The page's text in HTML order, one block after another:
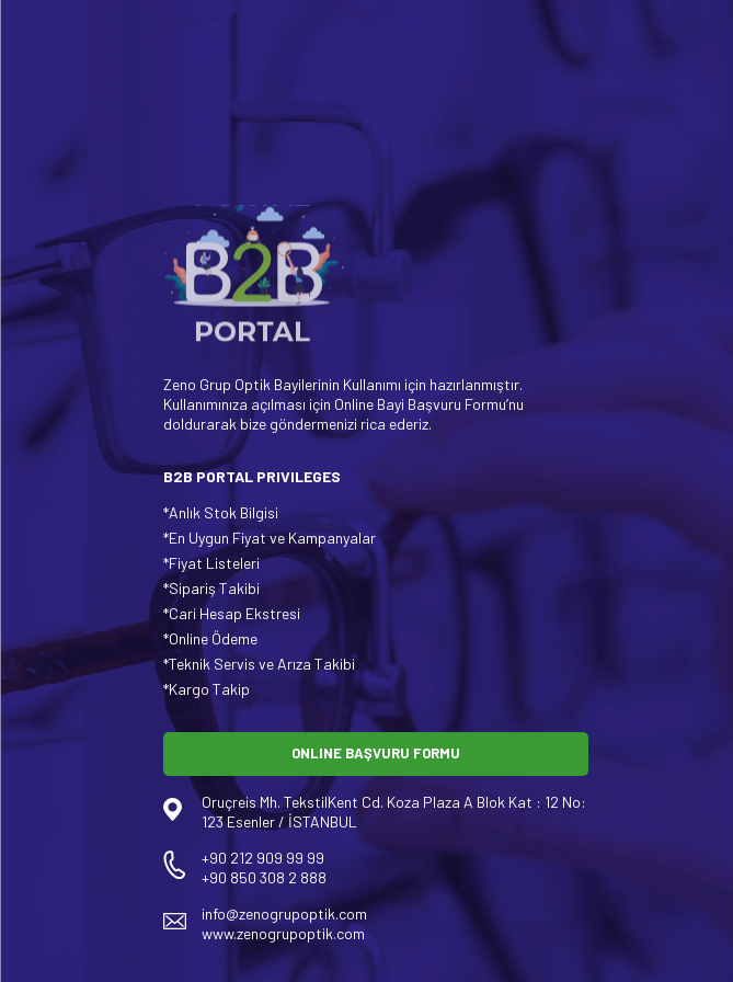
Zeno Grup Optik Bayilerinin Kullanımı için hazırlanmıştır.
Kullanımınıza açılması için Online Bayi Başvuru Formu’nu
doldurarak bize göndermenizi rica ederiz.
B2B PORTAL PRIVILEGES
*Anlık Stok Bilgisi
*En Uygun Fiyat ve Kampanyalar
*Fiyat Listeleri
*Sipariş Takibi
*Cari Hesap Ekstresi
*Online Ödeme
*Teknik Servis ve Arıza Takibi
*Kargo Takip
ONLINE BAŞVURU FORMU
Oruçreis Mh. TekstilKent Cd. Koza Plaza A Blok Kat : 12 No:
123 Esenler / İSTANBUL
+90 212 909 99 99
+90 850 308 2 888
info@zenogrupoptik.com
www.zenogrupoptik.com